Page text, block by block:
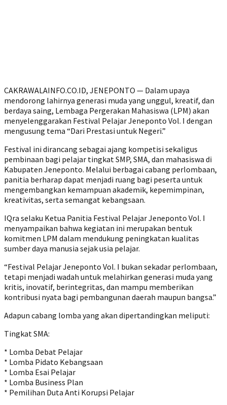
CAKRAWALAINFO.CO.ID, JENEPONTO — Dalam upaya
mendorong lahirnya generasi muda yang unggul, kreatif, dan
berdaya saing, Lembaga Pergerakan Mahasiswa (LPM) akan
menyelenggarakan Festival Pelajar Jeneponto Vol. I dengan
mengusung tema “Dari Prestasi untuk Negeri.”
Festival ini dirancang sebagai ajang kompetisi sekaligus
pembinaan bagi pelajar tingkat SMP, SMA, dan mahasiswa di
Kabupaten Jeneponto. Melalui berbagai cabang perlombaan,
panitia berharap dapat menjadi ruang bagi peserta untuk
mengembangkan kemampuan akademik, kepemimpinan,
kreativitas, serta semangat kebangsaan.
IQra selaku Ketua Panitia Festival Pelajar Jeneponto Vol. I
menyampaikan bahwa kegiatan ini merupakan bentuk
komitmen LPM dalam mendukung peningkatan kualitas
sumber daya manusia sejak usia pelajar.
“Festival Pelajar Jeneponto Vol. I bukan sekadar perlombaan,
tetapi menjadi wadah untuk melahirkan generasi muda yang
kritis, inovatif, berintegritas, dan mampu memberikan
kontribusi nyata bagi pembangunan daerah maupun bangsa.”
Adapun cabang lomba yang akan dipertandingkan meliputi:
Tingkat SMA:
* Lomba Debat Pelajar
* Lomba Pidato Kebangsaan
* Lomba Esai Pelajar
* Lomba Business Plan
* Pemilihan Duta Anti Korupsi Pelajar